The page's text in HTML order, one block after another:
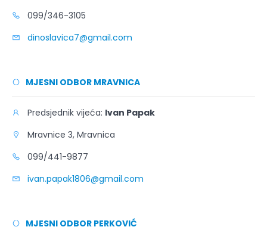
099/346-3105
dinoslavica7@gmail.com
MJESNI ODBOR MRAVNICA
Predsjednik vijeća: Ivan Papak
Mravnice 3, Mravnica
099/441-9877
ivan.papak1806@gmail.com
MJESNI ODBOR PERKOVIĆ